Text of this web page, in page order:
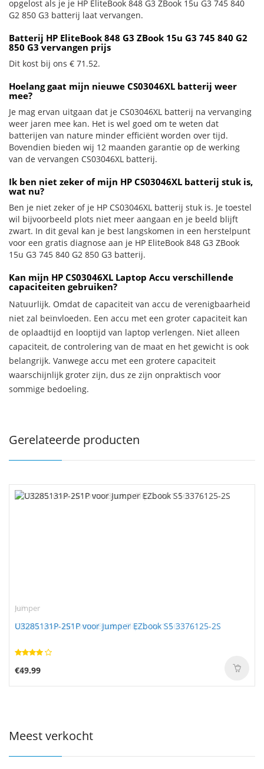
opgelost als je je HP EliteBook 848 G3 ZBook 15u G3 745 840
G2 850 G3 batterij laat vervangen.
Batterij HP EliteBook 848 G3 ZBook 15u G3 745 840 G2
850 G3 vervangen prijs
Dit kost bij ons € 71.52.
Hoelang gaat mijn nieuwe CS03046XL batterij weer
mee?
Je mag ervan uitgaan dat je CS03046XL batterij na vervanging
weer jaren mee kan. Het is wel goed om te weten dat
batterijen van nature minder efficiënt worden over tijd.
Bovendien bieden wij 12 maanden garantie op de werking
van de vervangen CS03046XL batterij.
Ik ben niet zeker of mijn HP CS03046XL batterij stuk is,
wat nu?
Ben je niet zeker of je HP CS03046XL batterij stuk is. Je toestel
wil bijvoorbeeld plots niet meer aangaan en je beeld blijft
zwart. In dit geval kan je best langskomen in een herstelpunt
voor een gratis diagnose aan je HP EliteBook 848 G3 ZBook
15u G3 745 840 G2 850 G3 batterij.
Kan mijn HP CS03046XL Laptop Accu verschillende
capaciteiten gebruiken?
Natuurlijk. Omdat de capaciteit van accu de verenigbaarheid
niet zal beïnvloeden. Een accu met een groter capaciteit kan
de oplaadtijd en looptijd van laptop verlengen. Niet alleen
capaciteit, de controlering van de maat en het gewicht is ook
belangrijk. Vanwege accu met een grotere capaciteit
waarschijnlijk groter zijn, dus ze zijn onpraktisch voor
sommige bedoeling.
Gerelateerde producten
Jumper
U3285131P-2S1P voor Jumper EZbook S5 3376125-2S
€49.99
Meest verkocht